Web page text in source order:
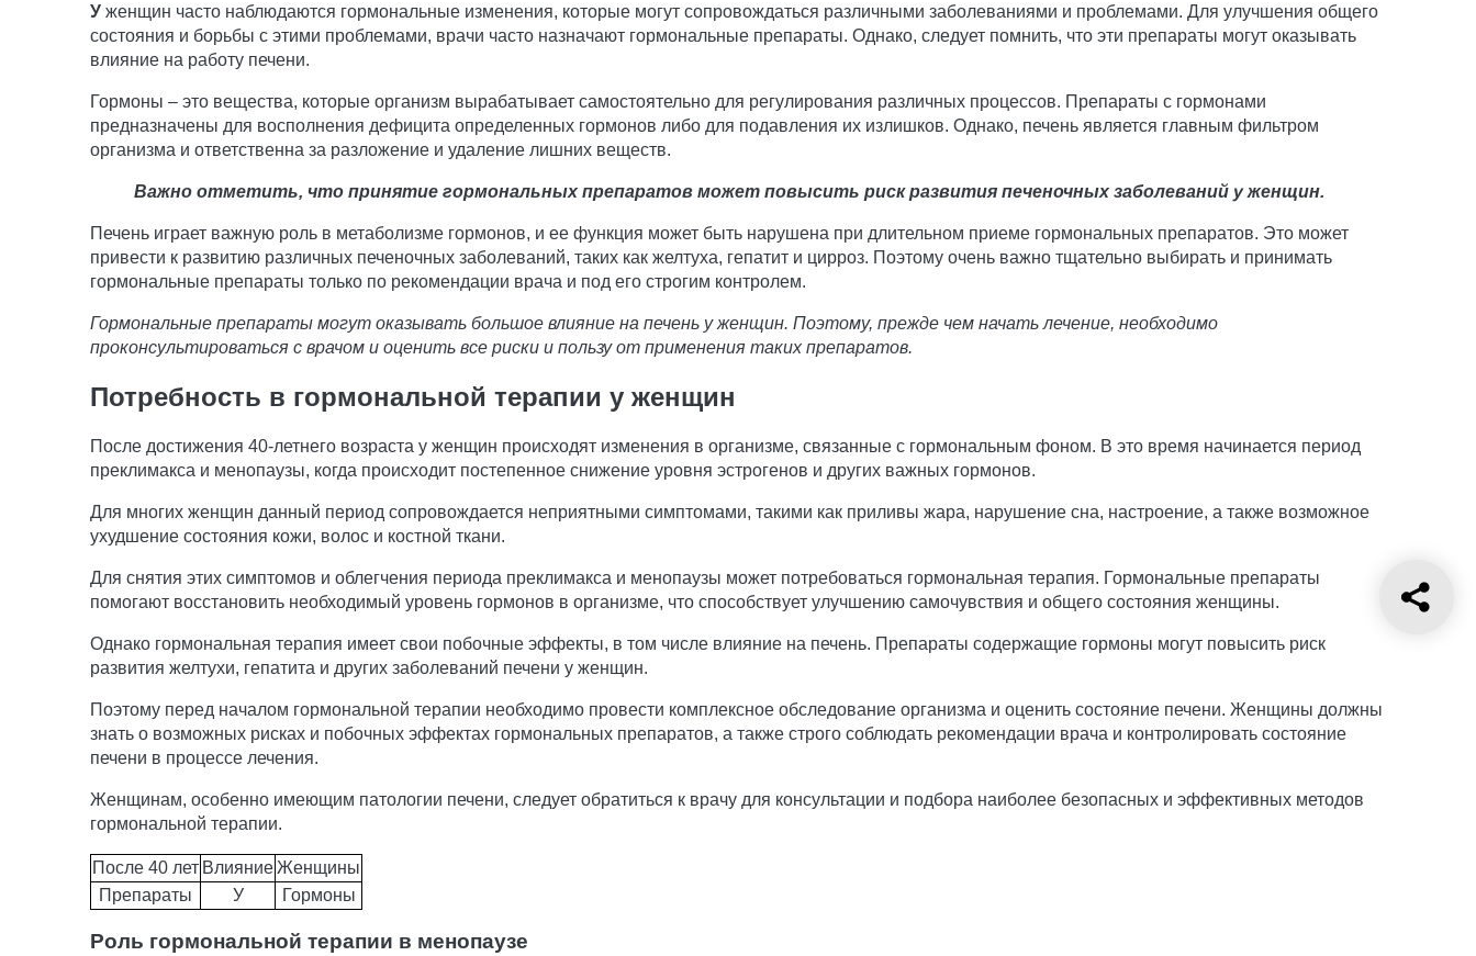
У женщин часто наблюдаются гормональные изменения, которые могут сопровождаться различными заболеваниями и проблемами. Для улучшения общего
состояния и борьбы с этими проблемами, врачи часто назначают гормональные препараты. Однако, следует помнить, что эти препараты могут оказывать
влияние на работу печени.
Гормоны – это вещества, которые организм вырабатывает самостоятельно для регулирования различных процессов. Препараты с гормонами
предназначены для восполнения дефицита определенных гормонов либо для подавления их излишков. Однако, печень является главным фильтром
организма и ответственна за разложение и удаление лишних веществ.
Важно отметить, что принятие гормональных препаратов может повысить риск развития печеночных заболеваний у женщин.
Печень играет важную роль в метаболизме гормонов, и ее функция может быть нарушена при длительном приеме гормональных препаратов. Это может
привести к развитию различных печеночных заболеваний, таких как желтуха, гепатит и цирроз. Поэтому очень важно тщательно выбирать и принимать
гормональные препараты только по рекомендации врача и под его строгим контролем.
Гормональные препараты могут оказывать большое влияние на печень у женщин. Поэтому, прежде чем начать лечение, необходимо
проконсультироваться с врачом и оценить все риски и пользу от применения таких препаратов.
Потребность в гормональной терапии у женщин
После достижения 40-летнего возраста у женщин происходят изменения в организме, связанные с гормональным фоном. В это время начинается период
преклимакса и менопаузы, когда происходит постепенное снижение уровня эстрогенов и других важных гормонов.
Для многих женщин данный период сопровождается неприятными симптомами, такими как приливы жара, нарушение сна, настроение, а также возможное
ухудшение состояния кожи, волос и костной ткани.
Для снятия этих симптомов и облегчения периода преклимакса и менопаузы может потребоваться гормональная терапия. Гормональные препараты
помогают восстановить необходимый уровень гормонов в организме, что способствует улучшению самочувствия и общего состояния женщины.
Однако гормональная терапия имеет свои побочные эффекты, в том числе влияние на печень. Препараты содержащие гормоны могут повысить риск
развития желтухи, гепатита и других заболеваний печени у женщин.
Поэтому перед началом гормональной терапии необходимо провести комплексное обследование организма и оценить состояние печени. Женщины должны
знать о возможных рисках и побочных эффектах гормональных препаратов, а также строго соблюдать рекомендации врача и контролировать состояние
печени в процессе лечения.
Женщинам, особенно имеющим патологии печени, следует обратиться к врачу для консультации и подбора наиболее безопасных и эффективных методов
гормональной терапии.
После 40 лет ВлияниеЖенщины
Препараты
У Гормоны
Роль гормональной терапии в менопаузе